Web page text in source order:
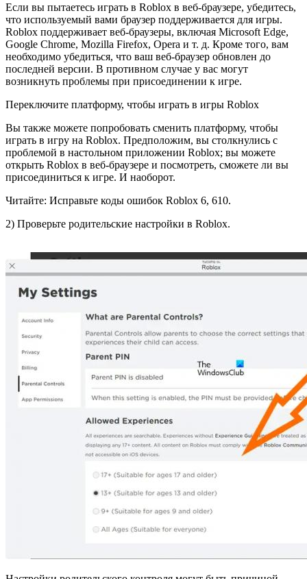
Если вы пытаетесь играть в Roblox в веб-браузере, убедитесь,
что используемый вами браузер поддерживается для игры.
Roblox поддерживает веб-браузеры, включая Microsoft Edge,
Google Chrome, Mozilla Firefox, Opera и т. д. Кроме того, вам
необходимо убедиться, что ваш веб-браузер обновлен до
последней версии. В противном случае у вас могут
возникнуть проблемы при присоединении к игре.
Переключите платформу, чтобы играть в игры Roblox
Вы также можете попробовать сменить платформу, чтобы
играть в игру на Roblox. Предположим, вы столкнулись с
проблемой в настольном приложении Roblox; вы можете
открыть Roblox в веб-браузере и посмотреть, сможете ли вы
присоединиться к игре. И наоборот.
Читайте: Исправьте коды ошибок Roblox 6, 610.
2) Проверьте родительские настройки в Roblox.